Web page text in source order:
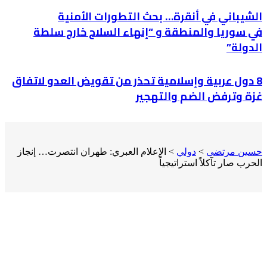
الشيباني في أنقرة… بحث التطورات الأمنية
في سوريا والمنطقة و “إنهاء السلاح خارج سلطة
الدولة”
8 دول عربية وإسلامية تحذر من تقويض العدو لاتفاق
غزة وترفض الضم والتهجير
حسين مرتضى > دولي > الإعلام العبري: طهران انتصرت… إنجاز
الحرب صار تآكلاً استراتيجياً